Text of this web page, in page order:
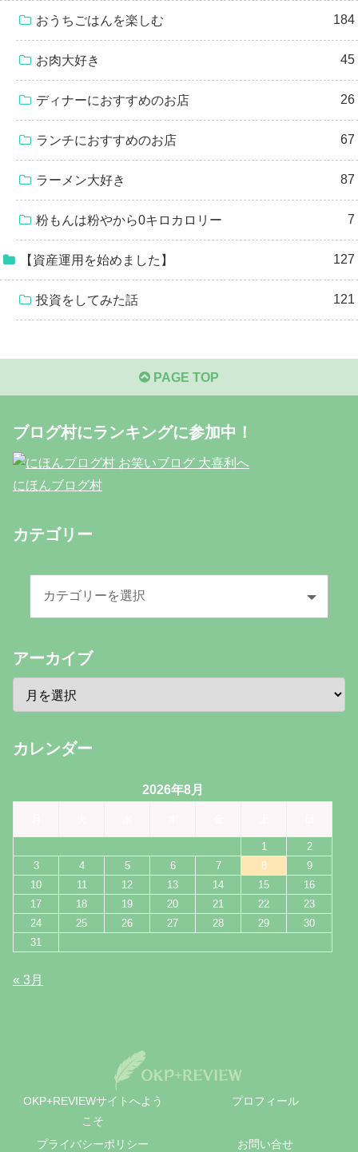
おうちごはんを楽しむ 184
お肉大好き 45
ディナーにおすすめのお店 26
ランチにおすすめのお店 67
ラーメン大好き 87
粉もんは粉やから0キロカロリー 7
【資産運用を始めました】 127
投資をしてみた話 121
PAGE TOP
ブログ村にランキングに参加中！
にほんブログ村
カテゴリー
アーカイブ
カレンダー
2026年8月
1
2
3
4 5 6 7 8
9
10
11 12 13 14 15
16
17
18 19 20 21 22
23
24
25 26 27 28 29
30
31
« 3月
OKP+REVIEWサイトへよう
こそ
プロフィール
プライバシーポリシー お問い合せ